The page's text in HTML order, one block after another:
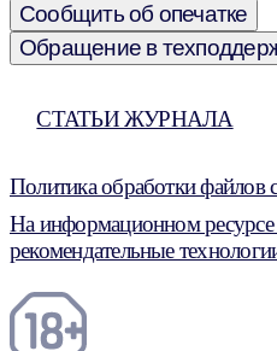
Сообщить об опечатке
Обращение в
СТАТЬИ ЖУРНАЛА
Политика обработки файлов
На информационном
рекомендательные